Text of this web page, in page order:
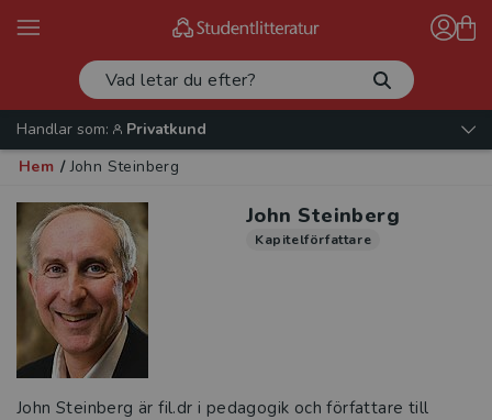
Handlar som:
Privatkund
Hem / John Steinberg
John Steinberg
Kapitelförfattare
John Steinberg är fil.dr i pedagogik och författare till